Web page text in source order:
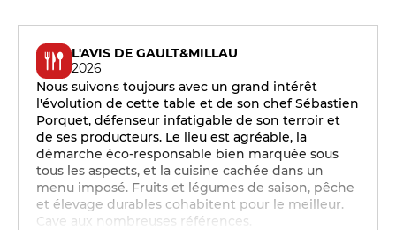
L'AVIS DE GAULT&MILLAU
2026
Nous suivons toujours avec un grand intérêt
l'évolution de cette table et de son chef Sébastien
Porquet, défenseur infatigable de son terroir et
de ses producteurs. Le lieu est agréable, la
démarche éco-responsable bien marquée sous
tous les aspects, et la cuisine cachée dans un
menu imposé. Fruits et légumes de saison, pêche
et élevage durables cohabitent pour le meilleur.
Cave aux nombreuses références.